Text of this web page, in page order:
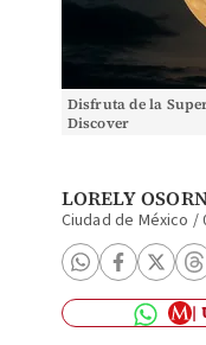
Disfruta de la
Discover
LORELY
Ciudad de México /